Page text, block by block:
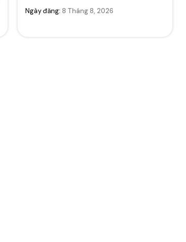
Ngày đăng: 8 Tháng 8, 2026